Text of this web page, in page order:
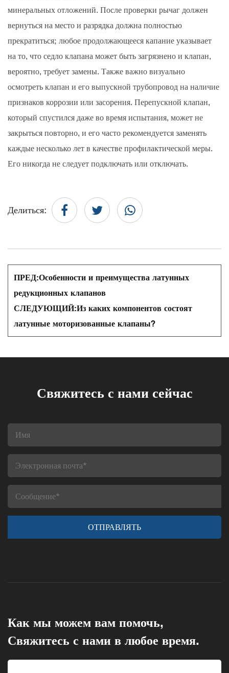
минеральных отложений. После проверки рычаг должен
вернуться на место и разрядка должна полностью
прекратиться; любое продолжающееся капание указывает
на то, что седло клапана может быть загрязнено и клапан,
вероятно, требует замены. Также важно визуально
осмотреть клапан и его выпускной трубопровод на наличие
признаков коррозии или засорения. Перепускной клапан,
который спустился даже во время испытания, может не
закрыться повторно, и его часто рекомендуется заменять
каждые несколько лет в качестве профилактической меры.
Его никогда не следует подключать или отключать.
Делиться:
ПРЕД:Особенности и преимущества латунных
редукционных клапанов
СЛЕДУЮЩИЙ:Из каких компонентов состоят
латунные моторизованные клапаны?
Свяжитесь с нами сейчас
Как мы можем вам помочь,
Свяжитесь с нами в любое время.